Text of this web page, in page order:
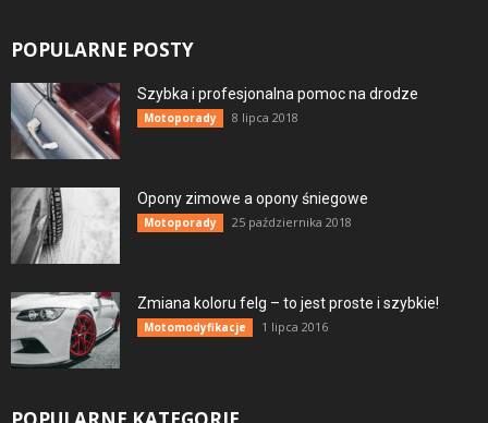
POPULARNE POSTY
Szybka i profesjonalna pomoc na drodze
Motoporady 8 lipca 2018
Opony zimowe a opony śniegowe
Motoporady 25 października 2018
Zmiana koloru felg – to jest proste i szybkie!
Motomodyfikacje 1 lipca 2016